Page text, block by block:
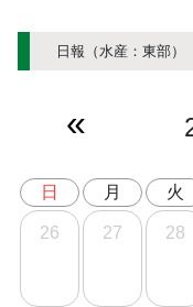
日報（水産：東部）
«
日 月 火
26 27 28